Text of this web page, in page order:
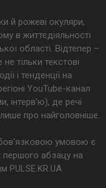
й рожеві окуляри,
в життєдіяльності
області. Відтепер –
тільки текстові
і тенденції на
YouTube-канал
інтерв’ю), де речі
про найголовніше.
умовою є
першого абзацу на
PULSE.KR.UA